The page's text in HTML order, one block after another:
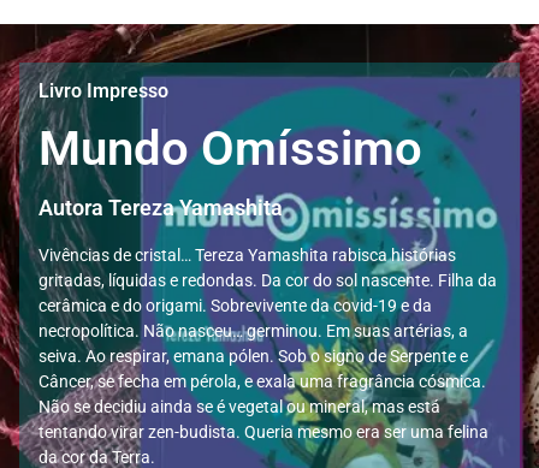
Livro Impresso
Mundo Omíssimo
Autora Tereza Yamashita
Vivências de cristal… Tereza Yamashita rabisca histórias
gritadas, líquidas e redondas. Da cor do sol nascente. Filha da
cerâmica e do origami. Sobrevivente da covid-19 e da
necropolítica. Não nasceu… germinou. Em suas artérias, a
seiva. Ao respirar, emana pólen. Sob o signo de Serpente e
Câncer, se fecha em pérola, e exala uma fragrância cósmica.
Não se decidiu ainda se é vegetal ou mineral, mas está
tentando virar zen-budista. Queria mesmo era ser uma felina
da cor da Terra.